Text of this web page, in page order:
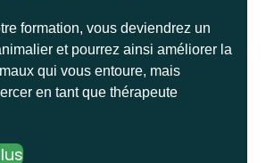
formation, vous deviendrez un
et pourrez ainsi améliorer la
qui vous entoure, mais
en tant que thérapeute